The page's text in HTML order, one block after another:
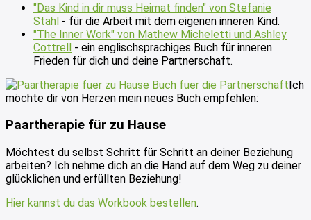
"Das Kind in dir muss Heimat finden" von Stefanie
Stahl - für die Arbeit mit dem eigenen inneren Kind.
"The Inner Work" von Mathew Micheletti und Ashley
Cottrell - ein englischsprachiges Buch für inneren
Frieden für dich und deine Partnerschaft.
Ich
möchte dir von Herzen mein neues Buch empfehlen:
Paartherapie für zu Hause
Möchtest du selbst Schritt für Schritt an deiner Beziehung
arbeiten? Ich nehme dich an die Hand auf dem Weg zu deiner
glücklichen und erfüllten Beziehung!
Hier kannst du das Workbook bestellen.